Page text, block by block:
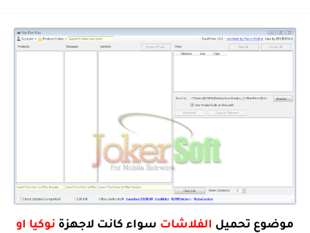
موضوع تحميل الفلاشات سواء كانت لاجهزة نوكيا او